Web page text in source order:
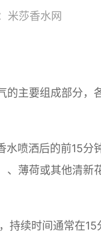
米莎香水网
的主要组成部分，
喷洒后的前15分
薄荷或其他清新
持续时间通常在15